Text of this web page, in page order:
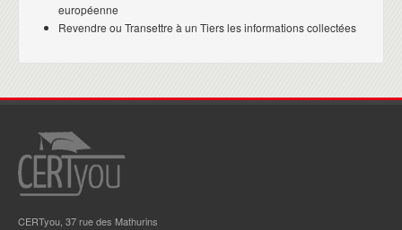
européenne
Revendre ou Transettre à un Tiers les informations collectées
CERTyou, 37 rue des Mathurins